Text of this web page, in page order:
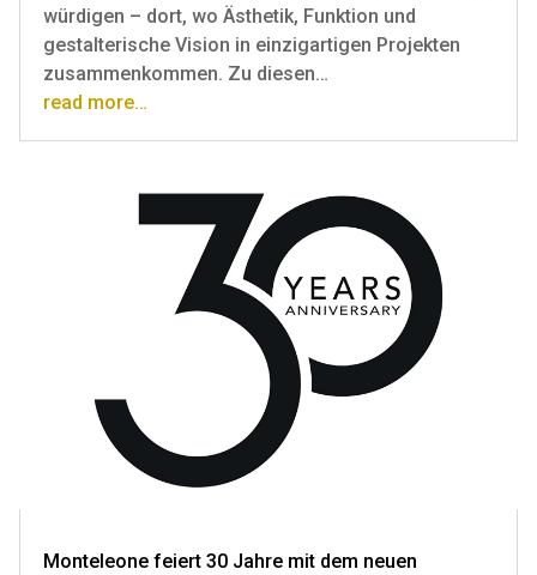
würdigen – dort, wo Ästhetik, Funktion und
gestalterische Vision in einzigartigen Projekten
zusammenkommen. Zu diesen…
read more…
Monteleone feiert 30 Jahre mit dem neuen